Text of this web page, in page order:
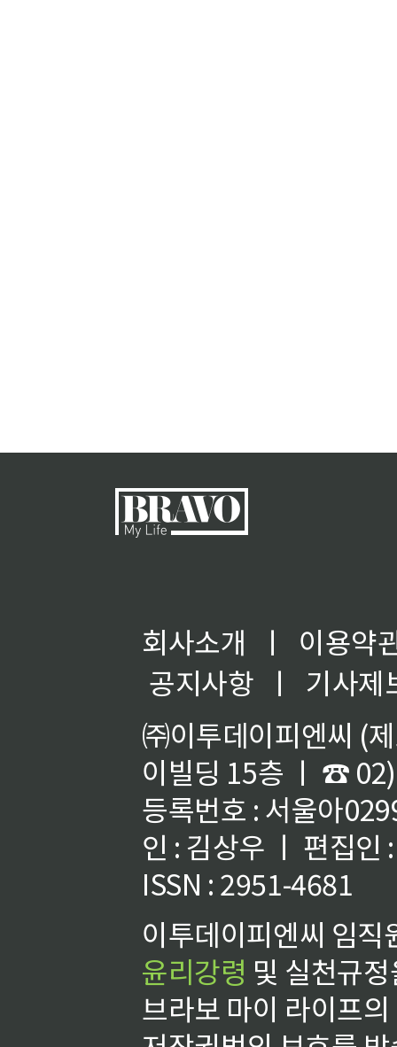
회사소개 ㅣ
이용약
공지사항
ㅣ
기사제
㈜이투데이피엔씨 (
이빌딩 15층 ㅣ ☎
등록번호 : 서울아
인 : 김상우 ㅣ 편집인
ISSN : 2951-4681
이투데이피엔씨 임
윤리강령 및 실천규
브라보 마이 라이프